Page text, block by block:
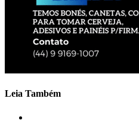
Leia Também